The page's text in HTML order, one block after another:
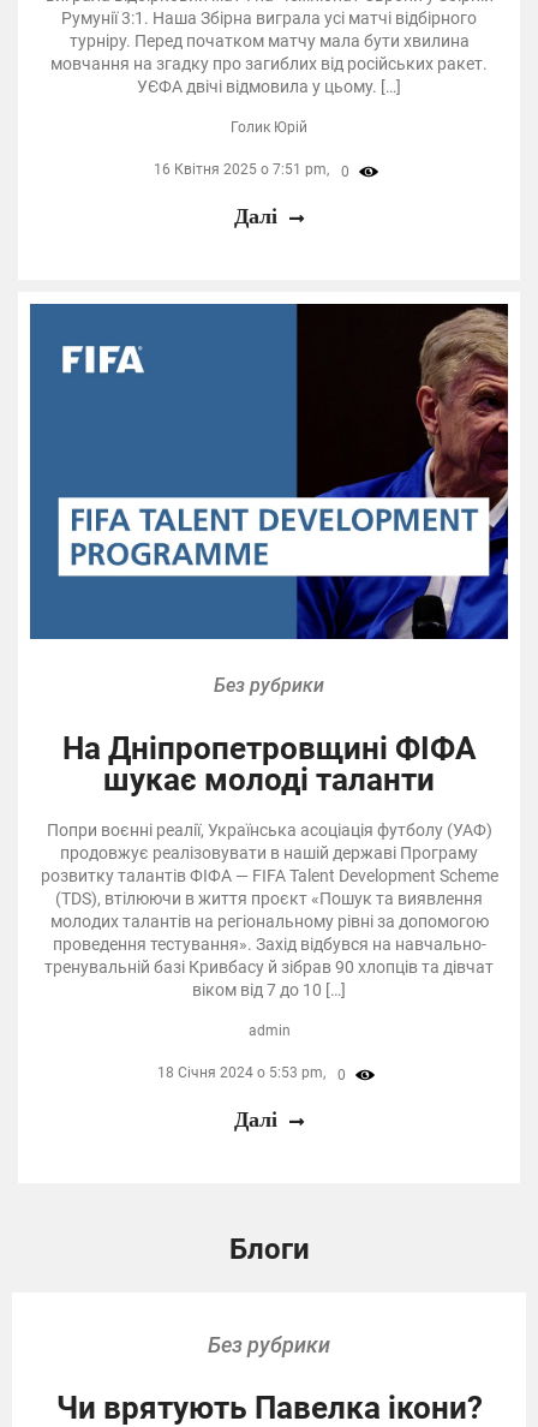
Румунії 3:1. Наша Збірна виграла усі матчі відбірного
турніру. Перед початком матчу мала бути хвилина
мовчання на згадку про загиблих від російських ракет.
УЄФА двічі відмовила у цьому. […]
Голик Юрій
16 Квітня 2025 о 7:51 pm, 0
Далі
Без рубрики
На Дніпропетровщині ФІФА
шукає молоді таланти
Попри воєнні реалії, Українська асоціація футболу (УАФ)
продовжує реалізовувати в нашій державі Програму
розвитку талантів ФІФА — FIFA Talent Development Scheme
(TDS), втілюючи в життя проєкт «Пошук та виявлення
молодих талантів на регіональному рівні за допомогою
проведення тестування». Захід відбувся на навчально-
тренувальній базі Кривбасу й зібрав 90 хлопців та дівчат
віком від 7 до 10 […]
admin
18 Січня 2024 о 5:53 pm, 0
Далі
Блоги
Без рубрики
Чи врятують Павелка ікони?